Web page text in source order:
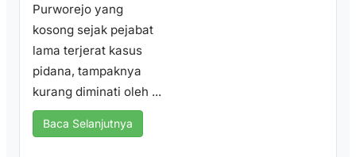
Purworejo yang
kosong sejak pejabat
lama terjerat kasus
pidana, tampaknya
kurang diminati oleh ...
Baca Selanjutnya